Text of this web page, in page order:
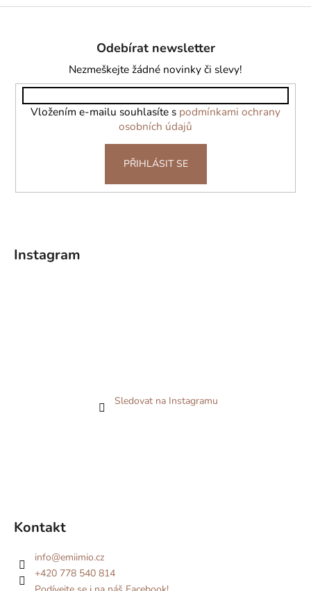
Odebírat newsletter
Nezmeškejte žádné novinky či slevy!
Vložením e-mailu souhlasíte s podmínkami ochrany
osobních údajů
PŘIHLÁSIT SE
Instagram
Sledovat na Instagramu
Kontakt
info@emiimio.cz
+420 778 540 814